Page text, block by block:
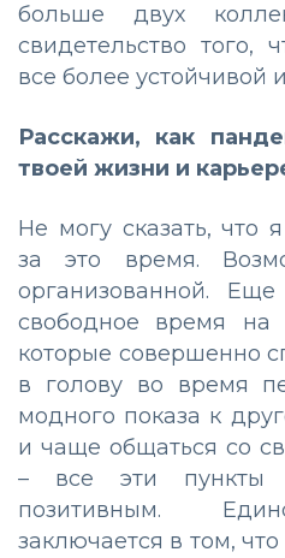
больше двух
свидетельство того,
все более устойчивой
Расскажи, как
твоей жизни и
Не могу сказать, что
за это время.
организованной.
свободное время на
которые совершенно
в голову во время
модного показа к
и чаще общаться со
– все эти пункты
позитивным.
заключается в том,